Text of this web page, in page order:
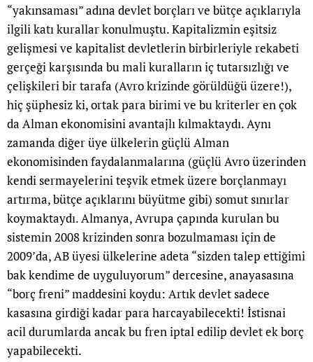
“yakınsaması” adına devlet borçları ve bütçe açıklarıyla
ilgili katı kurallar konulmuştu. Kapitalizmin eşitsiz
gelişmesi ve kapitalist devletlerin birbirleriyle rekabeti
gerçeği karşısında bu mali kuralların iç tutarsızlığı ve
çelişkileri bir tarafa (Avro krizinde görüldüğü üzere!),
hiç şüphesiz ki, ortak para birimi ve bu kriterler en çok
da Alman ekonomisini avantajlı kılmaktaydı. Aynı
zamanda diğer üye ülkelerin güçlü Alman
ekonomisinden faydalanmalarına (güçlü Avro üzerinden
kendi sermayelerini teşvik etmek üzere borçlanmayı
artırma, bütçe açıklarını büyütme gibi) somut sınırlar
koymaktaydı. Almanya, Avrupa çapında kurulan bu
sistemin 2008 krizinden sonra bozulmaması için de
2009’da, AB üyesi ülkelerine adeta “sizden talep ettiğimi
bak kendime de uyguluyorum” dercesine, anayasasına
“borç freni” maddesini koydu: Artık devlet sadece
kasasına girdiği kadar para harcayabilecekti! İstisnai
acil durumlarda ancak bu fren iptal edilip devlet ek borç
yapabilecekti.